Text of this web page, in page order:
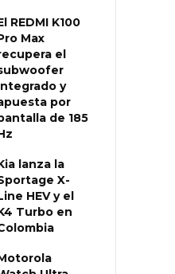
REDMI K100
Max
el
y
por
de 185
lanza la
X-
HEV y el
Turbo en